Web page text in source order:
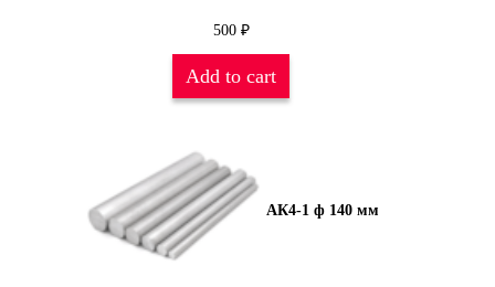
500 ₽
Add to cart
АК4-1 ф 140 мм